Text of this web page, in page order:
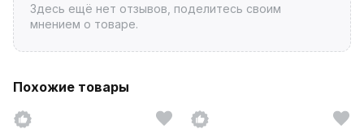
Здесь ещё нет отзывов, поделитесь своим
мнением о товаре.
Похожие товары